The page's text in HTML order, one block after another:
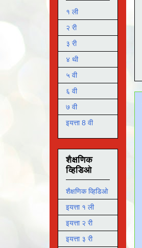
१ ली
२ री
३ री
४ थी
५ वी
६ वी
७ वी
इयत्ता 8 वी
शैक्षणिक
व्हिडिओ
शैक्षणिक व्हिडिओ
इयत्ता १ ली
इयत्ता २ री
इयत्ता ३ री